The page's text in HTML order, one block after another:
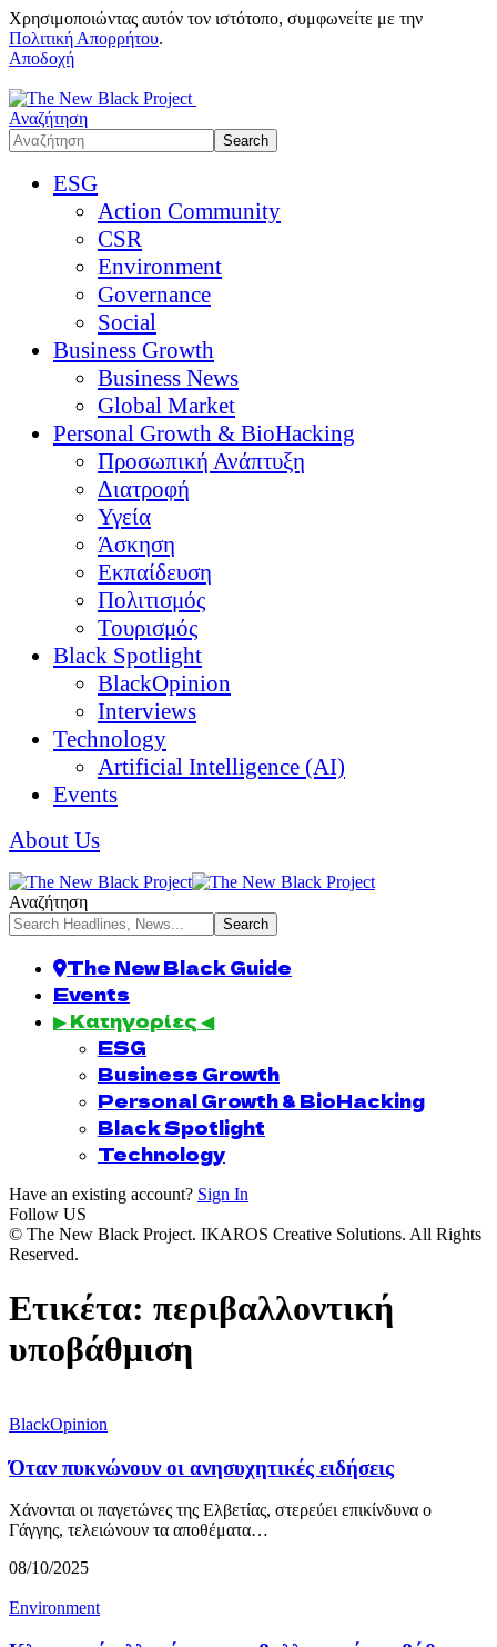
Χρησιμοποιώντας αυτόν τον ιστότοπο, συμφωνείτε με την
Πολιτική Απορρήτου.
Αποδοχή
Αναζήτηση
ESG
Action Community
CSR
Environment
Governance
Social
Business Growth
Business News
Global Market
Personal Growth & BioHacking
Προσωπική Ανάπτυξη
Διατροφή
Υγεία
Άσκηση
Εκπαίδευση
Πολιτισμός
Τουρισμός
Black Spotlight
BlackOpinion
Interviews
Technology
Artificial Intelligence (AI)
Events
About Us
Αναζήτηση
The New Black Guide
Events
▶ Κατηγορίες ◀
ESG
Business Growth
Personal Growth & BioHacking
Black Spotlight
Technology
Have an existing account? Sign In
Follow US
© The New Black Project. IKAROS Creative Solutions. All Rights
Reserved.
Ετικέτα: περιβαλλοντική
υποβάθμιση
BlackOpinion
Όταν πυκνώνουν οι ανησυχητικές ειδήσεις
Χάνονται οι παγετώνες της Ελβετίας, στερεύει επικίνδυνα ο
Γάγγης, τελειώνουν τα αποθέματα…
08/10/2025
Environment